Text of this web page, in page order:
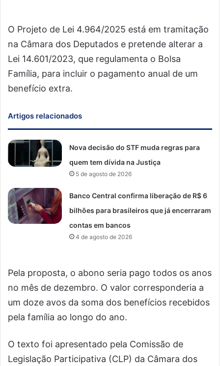
O Projeto de Lei 4.964/2025 está em tramitação
na Câmara dos Deputados e pretende alterar a
Lei 14.601/2023, que regulamenta o Bolsa
Família, para incluir o pagamento anual de um
benefício extra.
Artigos relacionados
Nova decisão do STF muda regras para
quem tem dívida na Justiça
5 de agosto de 2026
Banco Central confirma liberação de R$ 6
bilhões para brasileiros que já encerraram
contas em bancos
4 de agosto de 2026
Pela proposta, o abono seria pago todos os anos
no mês de dezembro. O valor corresponderia a
um doze avos da soma dos benefícios recebidos
pela família ao longo do ano.
O texto foi apresentado pela Comissão de
Legislação Participativa (CLP) da Câmara dos